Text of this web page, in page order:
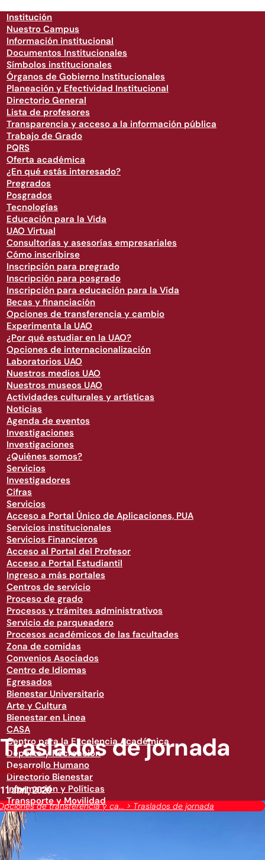
Institución
Nuestro Campus
Información institucional
Documentos Institucionales
Símbolos institucionales
Órganos de Gobierno Institucionales
Planeación y Efectividad Institucional
Directorio General
Lista de profesores
Transparencia y acceso a la información pública
Trabajo de Grado
PQRS
Oferta académica
¿En qué estás interesado?
Pregrados
Posgrados
Tecnologías
Educación para la Vida
UAO Virtual
Consultorías y asesorías empresariales
Cómo inscribirse
Inscripción para pregrado
Inscripción para posgrado
Inscripción para educación para la Vida
Becas y financiación
Opciones de transferencia y cambio
Experimenta la UAO
¿Por qué estudiar en la UAO?
Opciones de internacionalización
Laboratorios UAO
Nuestros medios UAO
Nuestros museos UAO
Actividades culturales y artísticas
Noticias
Agenda de eventos
Investigaciones
Investigaciones
¿Quiénes somos?
Servicios
Investigadores
Cifras
Servicios
Acceso a Portal Único de Aplicaciones, PUA
Servicios institucionales
Servicios Financieros
Acceso al Portal del Profesor
Acceso a Portal Estudiantil
Ingreso a más portales
Centros de servicio
Proceso de grado
Procesos y trámites administrativos
Servicio de parqueadero
Procesos académicos de las facultades
Zona de comidas
Convenios Asociados
Centro de Idiomas
Egresados
Bienestar Universitario
Arte y Cultura
Bienestar en Linea
CASA
Centro para la Excelencia Académica
Deporte y Recreación
Desarrollo Humano
Directorio Bienestar
Información y Políticas
Transporte y Movilidad
de transferencia y ca... > Traslados de jornada
Traslados de jornada
Admisiones
11 abril, 2020